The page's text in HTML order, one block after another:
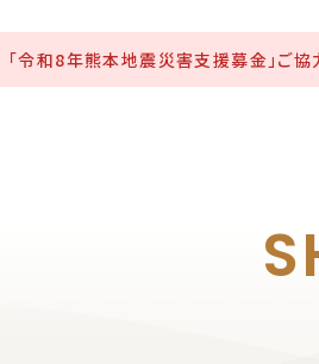
「令和8年熊本地震災害支援募金」ご協